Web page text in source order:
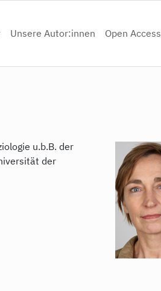
Unsere Autor:innen Open Access
u.b.B. der
der